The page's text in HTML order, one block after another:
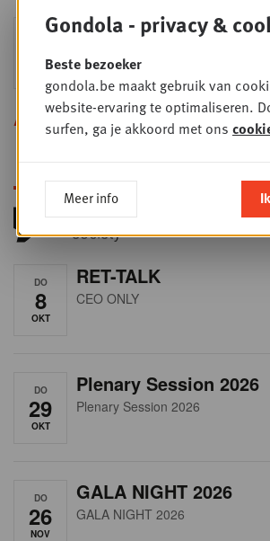
DO
24
SEP
Sales & nego Summit
Sales & Nego summit 2026
Alle opleidingen
DO
8
OKT
RET-TALK
CEO ONLY
DO
29
OKT
Plenary Session 2026
Plenary Session 2026
DO
26
NOV
GALA NIGHT 2026
GALA NIGHT 2026
Gondola - privacy &
Beste bezoeker
gondola.be maakt gebruik van
website-ervaring te optimaliseren.
surfen, ga je akkoord met ons
Meer info